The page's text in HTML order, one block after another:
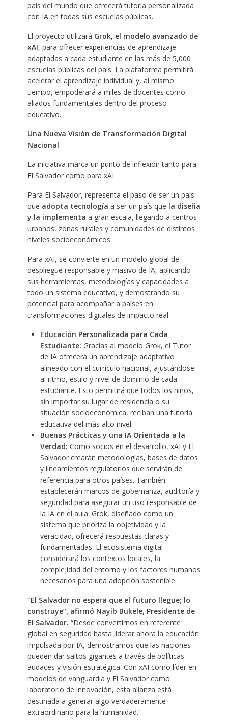
país del mundo que ofrecerá tutoría personalizada
con IA en todas sus escuelas públicas.
El proyecto utilizará Grok, el modelo avanzado de
xAI, para ofrecer experiencias de aprendizaje
adaptadas a cada estudiante en las más de 5,000
escuelas públicas del país. La plataforma permitirá
acelerar el aprendizaje individual y, al mismo
tiempo, empoderará a miles de docentes como
aliados fundamentales dentro del proceso
educativo.
Una Nueva Visión de Transformación Digital
Nacional
La iniciativa marca un punto de inflexión tanto para
El Salvador como para xAI.
Para El Salvador, representa el paso de ser un país
que adopta tecnología a ser un país que la diseña
y la implementa a gran escala, llegando a centros
urbanos, zonas rurales y comunidades de distintos
niveles socioeconómicos.
Para xAI, se convierte en un modelo global de
despliegue responsable y masivo de IA, aplicando
sus herramientas, metodologías y capacidades a
todo un sistema educativo, y demostrando su
potencial para acompañar a países en
transformaciones digitales de impacto real.
Educación Personalizada para Cada
Estudiante: Gracias al modelo Grok, el Tutor
de IA ofrecerá un aprendizaje adaptativo
alineado con el currículo nacional, ajustándose
al ritmo, estilo y nivel de dominio de cada
estudiante. Esto permitirá que todos los niños,
sin importar su lugar de residencia o su
situación socioeconómica, reciban una tutoría
educativa del más alto nivel.
Buenas Prácticas y una IA Orientada a la
Verdad: Como socios en el desarrollo, xAI y El
Salvador crearán metodologías, bases de datos
y lineamientos regulatorios que servirán de
referencia para otros países. También
establecerán marcos de gobernanza, auditoría y
seguridad para asegurar un uso responsable de
la IA en el aula. Grok, diseñado como un
sistema que prioriza la objetividad y la
veracidad, ofrecerá respuestas claras y
fundamentadas. El ecosistema digital
considerará los contextos locales, la
complejidad del entorno y los factores humanos
necesarios para una adopción sostenible.
“El Salvador no espera que el futuro llegue; lo
construye”, afirmó Nayib Bukele, Presidente de
El Salvador. “Desde convertirnos en referente
global en seguridad hasta liderar ahora la educación
impulsada por IA, demostramos que las naciones
pueden dar saltos gigantes a través de políticas
audaces y visión estratégica. Con xAI como líder en
modelos de vanguardia y El Salvador como
laboratorio de innovación, esta alianza está
destinada a generar algo verdaderamente
extraordinario para la humanidad.”